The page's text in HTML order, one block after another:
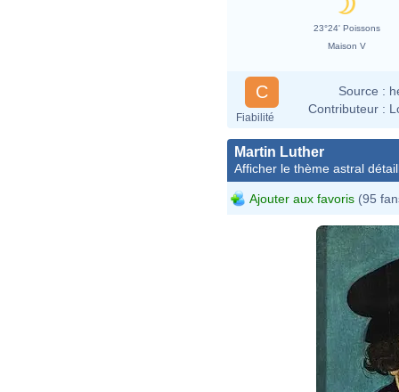
23°24' Poissons
Maison V
C
Fiabilité
Source :
Contributeur :
Martin Luther
Afficher le thème astral
Ajouter aux favoris (95